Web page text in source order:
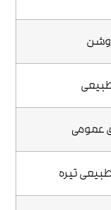
عمومی
تیره